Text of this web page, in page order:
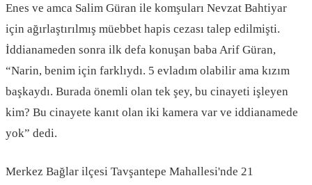
Enes ve amca Salim Güran ile komşuları Nevzat Bahtiyar
için ağırlaştırılmış müebbet hapis cezası talep edilmişti.
İddianameden sonra ilk defa konuşan baba Arif Güran,
“Narin, benim için farklıydı. 5 evladım olabilir ama kızım
başkaydı. Burada önemli olan tek şey, bu cinayeti işleyen
kim? Bu cinayete kanıt olan iki kamera var ve iddianamede
yok” dedi.
Merkez Bağlar ilçesi Tavşantepe Mahallesi'nde 21